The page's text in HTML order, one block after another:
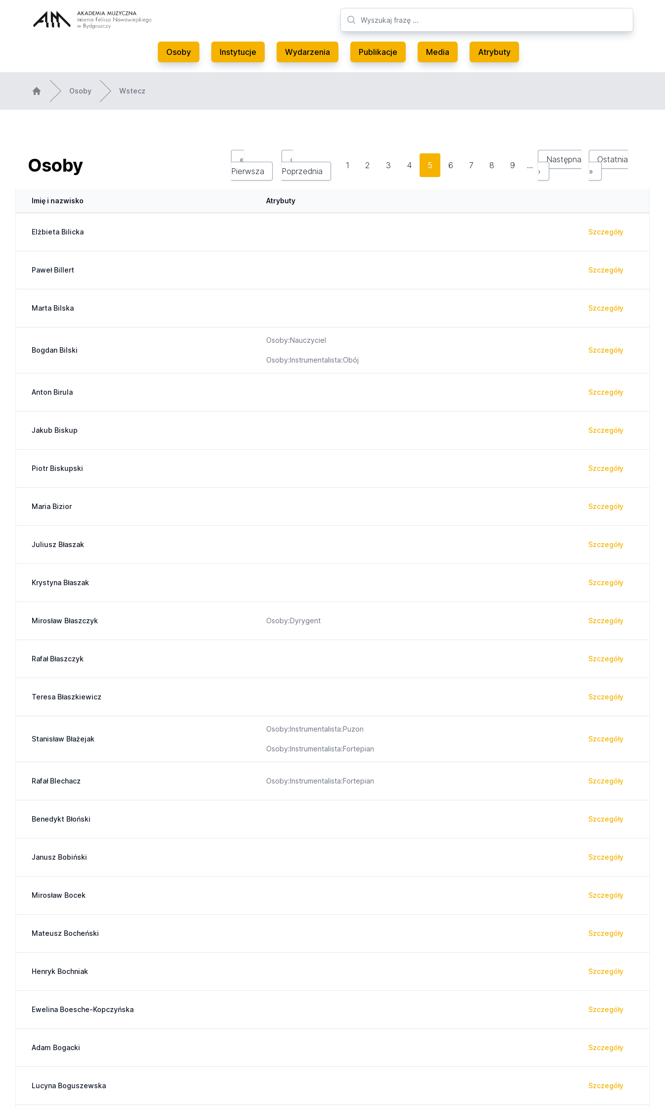
Osoby Instytucje Wydarzenia Publikacje Media Atrybuty
Osoby Wstecz
Osoby
«
Pierwsza
‹
Poprzednia
1 2 3 4 5 6 7 8 9 …
Następna
›
Ostatnia
»
Imię i nazwisko Atrybuty
Elżbieta Bilicka Szczegóły
Paweł Billert Szczegóły
Marta Bilska Szczegóły
Bogdan Bilski
Osoby:Nauczyciel
Osoby:Instrumentalista:Obój
Szczegóły
Anton Birula Szczegóły
Jakub Biskup Szczegóły
Piotr Biskupski Szczegóły
Maria Bizior Szczegóły
Juliusz Błaszak Szczegóły
Krystyna Błaszak Szczegóły
Mirosław Błaszczyk Osoby:Dyrygent Szczegóły
Rafał Błaszczyk Szczegóły
Teresa Błaszkiewicz Szczegóły
Stanisław Błażejak
Osoby:Instrumentalista:Puzon
Osoby:Instrumentalista:Fortepian
Szczegóły
Rafał Blechacz Osoby:Instrumentalista:Fortepian Szczegóły
Benedykt Błoński Szczegóły
Janusz Bobiński Szczegóły
Mirosław Bocek Szczegóły
Mateusz Bocheński Szczegóły
Henryk Bochniak Szczegóły
Ewelina Boesche-Kopczyńska Szczegóły
Adam Bogacki Szczegóły
Lucyna Boguszewska Szczegóły